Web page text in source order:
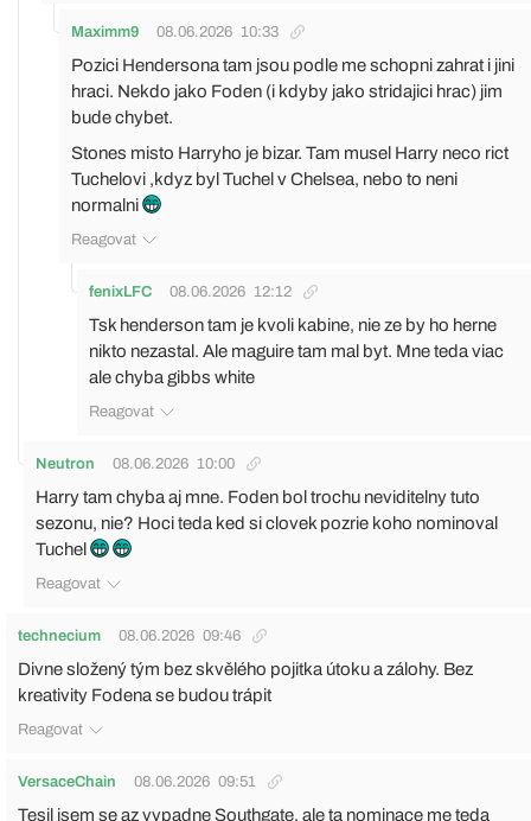
Maximm9 08.06.2026 10:33
Pozici Hendersona tam jsou podle me schopni zahrat i jini
hraci. Nekdo jako Foden (i kdyby jako stridajici hrac) jim
bude chybet.
Stones misto Harryho je bizar. Tam musel Harry neco rict
Tuchelovi ,kdyz byl Tuchel v Chelsea, nebo to neni
normalni
Reagovat
fenixLFC 08.06.2026 12:12
Tsk henderson tam je kvoli kabine, nie ze by ho herne
nikto nezastal. Ale maguire tam mal byt. Mne teda viac
ale chyba gibbs white
Reagovat
Neutron 08.06.2026 10:00
Harry tam chyba aj mne. Foden bol trochu neviditelny tuto
sezonu, nie? Hoci teda ked si clovek pozrie koho nominoval
Tuchel
Reagovat
technecium 08.06.2026 09:46
Divne složený tým bez skvělého pojitka útoku a zálohy. Bez
kreativity Fodena se budou trápit
Reagovat
VersaceChain 08.06.2026 09:51
Tesil jsem se az vypadne Southgate, ale ta nominace me teda